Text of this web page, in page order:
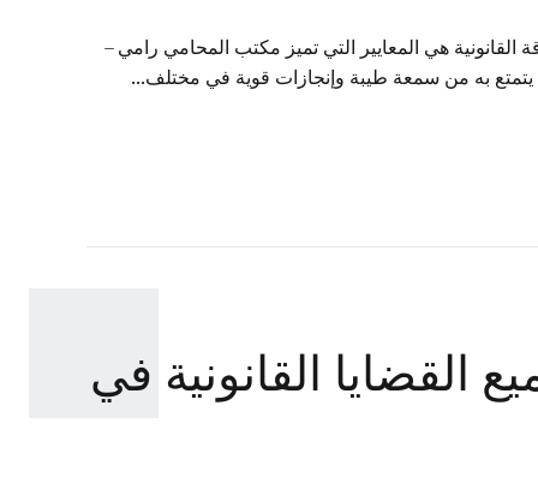
هي المعايير التي تميز مكتب المحامي رامي –
يتمتع به من سمعة طيبة وإنجازات قوية في مختلف...
القانونية في